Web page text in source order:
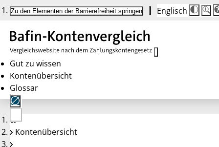
Zu den Elementen der Barrierefreiheit springen Englisch
Die
100
Gut zu wissen
Kontenübersicht
Glossar
Keine
Konten
Kontenübersicht